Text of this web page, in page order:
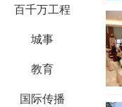
百千万工程
城事
教育
国际传播